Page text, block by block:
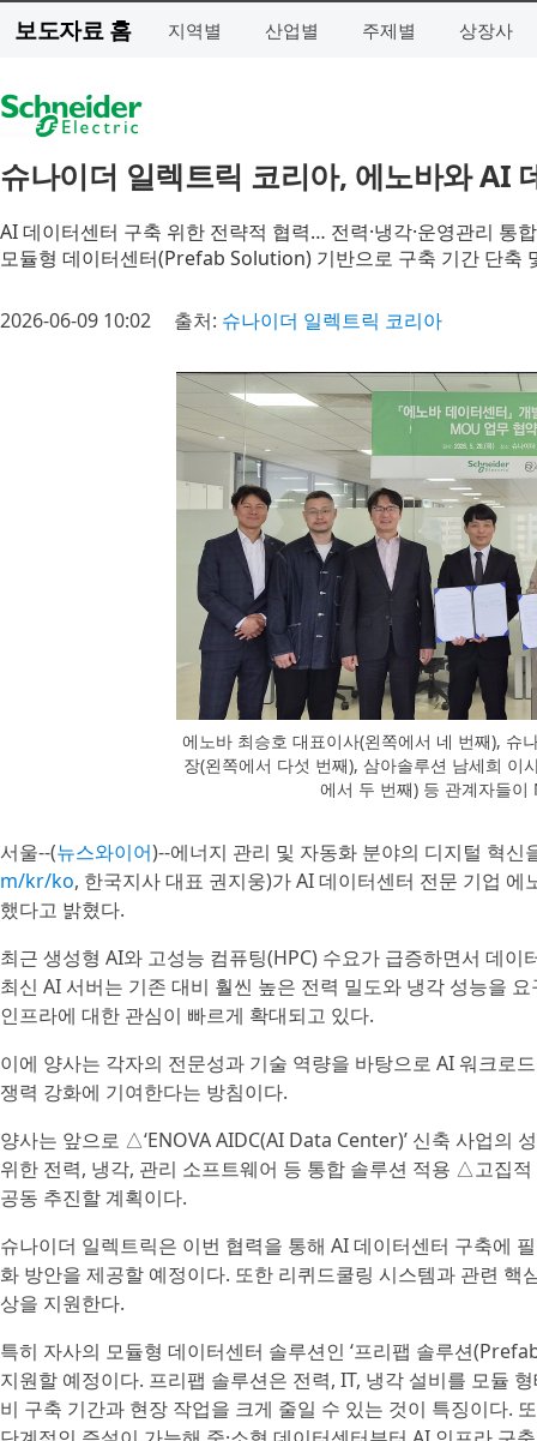
보도자료 홈 지역별 산업별 주제별 상장사
슈나이더 일렉트릭 코리아, 에노바와 AI
AI 데이터센터 구축 위한 전략적 협력… 전력·냉각·운영관리 통
모듈형 데이터센터(Prefab Solution) 기반으로 구축 기간 단축
2026-06-09 10:02 출처: 슈나이더 일렉트릭 코리아
에노바 최승호 대표이사(왼쪽에서 네 번째), 슈
장(왼쪽에서 다섯 번째), 삼아솔루션 남세희 이
에서 두 번째) 등 관계자들
서울--(뉴스와이어)--에너지 관리 및 자동화 분야의 디지털 혁
m/kr/ko, 한국지사 대표 권지웅)가 AI 데이터센터 전문 기업
했다고 밝혔다.
최근 생성형 AI와 고성능 컴퓨팅(HPC) 수요가 급증하면서 데
최신 AI 서버는 기존 대비 훨씬 높은 전력 밀도와 냉각 성능을
인프라에 대한 관심이 빠르게 확대되고 있다.
이에 양사는 각자의 전문성과 기술 역량을 바탕으로 AI 워크로
쟁력 강화에 기여한다는 방침이다.
양사는 앞으로 △‘ENOVA AIDC(AI Data Center)’ 신축 사업
위한 전력, 냉각, 관리 소프트웨어 등 통합 솔루션 적용 △고집
공동 추진할 계획이다.
슈나이더 일렉트릭은 이번 협력을 통해 AI 데이터센터 구축에
화 방안을 제공할 예정이다. 또한 리퀴드쿨링 시스템과 관련
상을 지원한다.
특히 자사의 모듈형 데이터센터 솔루션인 ‘프리팹 솔루션
지원할 예정이다. 프리팹 솔루션은 전력, IT, 냉각 설비를 모듈
비 구축 기간과 현장 작업을 크게 줄일 수 있는 것이 특징이다.